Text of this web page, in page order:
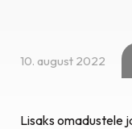
10. august 2022
Lisaks omadustele